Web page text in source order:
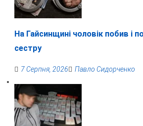
На Гайсинщині чоловік побив і
сестру
7 Серпня, 2026 Павло Сидорченко